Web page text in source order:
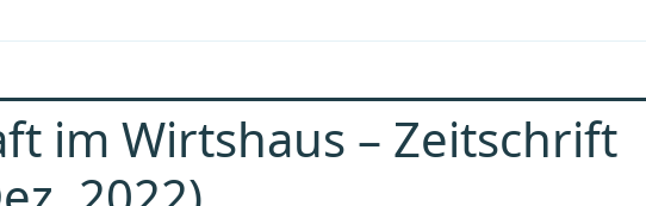
im Wirtshaus – Zeitschrift